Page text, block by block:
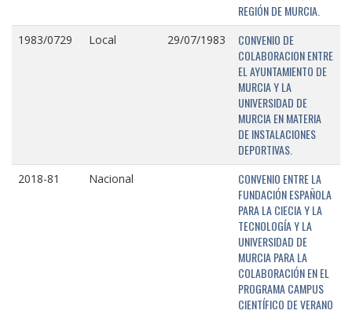
REGIÓN DE MURCIA.
1983/0729 Local 29/07/1983
CONVENIO DE
COLABORACION ENTRE
EL AYUNTAMIENTO DE
MURCIA Y LA
UNIVERSIDAD DE
MURCIA EN MATERIA
DE INSTALACIONES
DEPORTIVAS.
2018-81 Nacional
CONVENIO ENTRE LA
FUNDACIÓN ESPAÑOLA
PARA LA CIECIA Y LA
TECNOLOGÍA Y LA
UNIVERSIDAD DE
MURCIA PARA LA
COLABORACIÓN EN EL
PROGRAMA CAMPUS
CIENTÍFICO DE VERANO